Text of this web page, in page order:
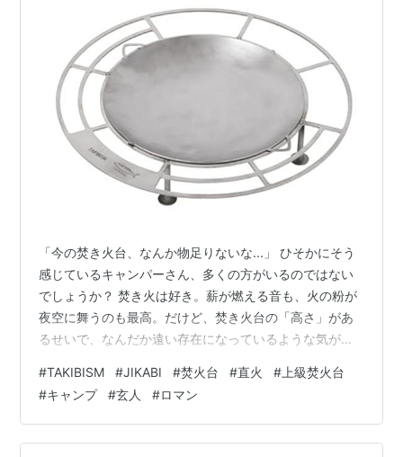
「今の焚き火台、なんか物足りないな...」 ひそかにそう
感じているキャンパーさん、多くの方がいるのではない
でしょうか？ 焚き火は好き。薪が燃える音も、火の粉が
夜空に舞うのも最高。だけど、焚き火台の「高さ」があ
るせいで、なんだか遠い存在になっているような気がす
レクトに感じたい。 わかります。ファミリーキャンプ歴
5年の私自身、ずっとその「最後のピース」を探していま
す。 正直にお伝えすると、私はまだこのTAKIBISM
JIKABI M ISHINOMAKIを所有していません。しかし、そ
#TAKIBISM #JIKABI #焚火台 #直火 # 上級焚火台
#キャンプ #玄人 #ロマン